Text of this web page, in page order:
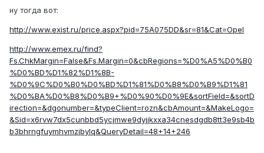
ну тогда вот:
http://www.exist.ru/price.aspx?pid=75A075DD&sr=81&Cat=Opel
http://www.emex.ru/find?
Fs.ChkMargin=False&Fs.Margin=0&cbRegions=%D0%A5%D0%B0
%D0%BD%D1%82%D1%8B-
%D0%9C%D0%B0%D0%BD%D1%81%D0%B8%D0%B9%D1%81
%D0%BA%D0%B8%D0%B9+%D0%90%D0%9E&sortField=&sortD
irection=&dgonumber=&typeClient=rozn&cbAmount=&MakeLogo=
&Sid=x6rvw7dx5cunbbd5ycjmwe9dyjjkxxa34cnesdgdb8tt3e9sb4b
b3bhrngfuymhvmzjbylq&QueryDetail=48+14+246